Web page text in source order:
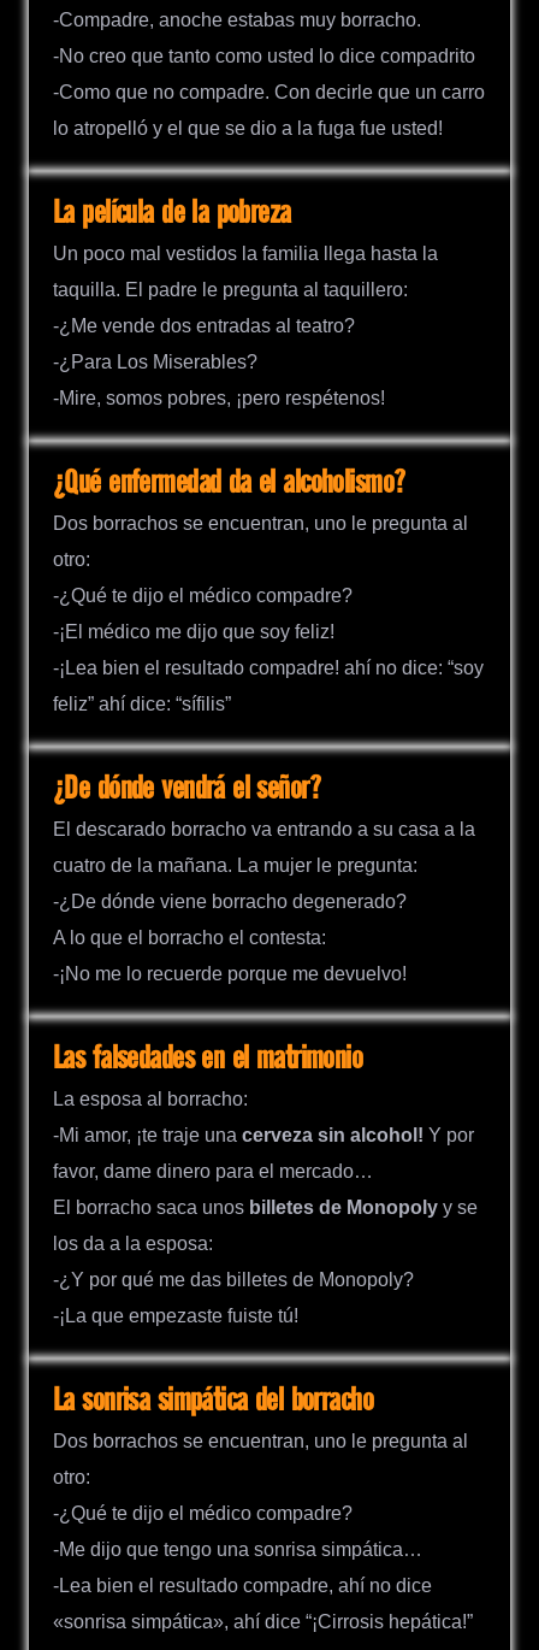
-Compadre, anoche estabas muy borracho.
-No creo que tanto como usted lo dice compadrito
-Como que no compadre. Con decirle que un carro
lo atropelló y el que se dio a la fuga fue usted!
La película de la pobreza
Un poco mal vestidos la familia llega hasta la
taquilla. El padre le pregunta al taquillero:
-¿Me vende dos entradas al teatro?
-¿Para Los Miserables?
-Mire, somos pobres, ¡pero respétenos!
¿Qué enfermedad da el alcoholismo?
Dos borrachos se encuentran, uno le pregunta al
otro:
-¿Qué te dijo el médico compadre?
-¡El médico me dijo que soy feliz!
-¡Lea bien el resultado compadre! ahí no dice: “soy
feliz” ahí dice: “sífilis”
¿De dónde vendrá el señor?
El descarado borracho va entrando a su casa a la
cuatro de la mañana. La mujer le pregunta:
-¿De dónde viene borracho degenerado?
A lo que el borracho el contesta:
-¡No me lo recuerde porque me devuelvo!
Las falsedades en el matrimonio
La esposa al borracho:
-Mi amor, ¡te traje una cerveza sin alcohol! Y por
favor, dame dinero para el mercado…
El borracho saca unos billetes de Monopoly y se
los da a la esposa:
-¿Y por qué me das billetes de Monopoly?
-¡La que empezaste fuiste tú!
La sonrisa simpática del borracho
Dos borrachos se encuentran, uno le pregunta al
otro:
-¿Qué te dijo el médico compadre?
-Me dijo que tengo una sonrisa simpática…
-Lea bien el resultado compadre, ahí no dice
«sonrisa simpática», ahí dice “¡Cirrosis hepática!”